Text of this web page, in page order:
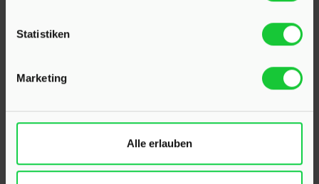
Statistiken
Marketing
Alle erlauben
Immobilienmakler in Klein Rönnau
stehen wir Ihnen beim Verkauf und
bei der Vermietung Ihrer Immobilie zur Seite.
Mit umfassendem Fachwissen und lokaler Expertise
beraten wir Sie in allen Fragen rund um Ihr Haus oder
Ihre Wohnung in der Region Kaltenkirchen und Klein